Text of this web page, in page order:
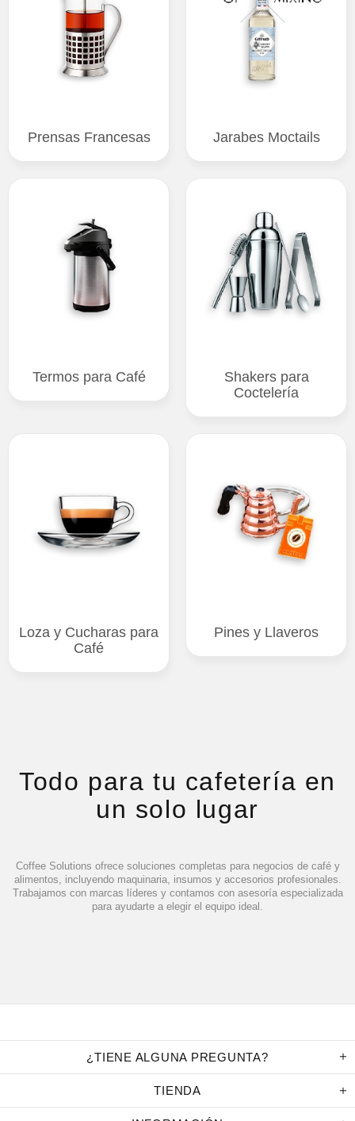
Prensas Francesas Jarabes Moctails
Termos para Café
Shakers para
Coctelería
Loza y Cucharas para
Café
Pines y Llaveros
Todo para tu cafetería en
un solo lugar
Coffee Solutions ofrece soluciones completas para negocios de café y
alimentos, incluyendo maquinaria, insumos y accesorios profesionales.
Trabajamos con marcas líderes y contamos con asesoría especializada
para ayudarte a elegir el equipo ideal.
¿TIENE ALGUNA PREGUNTA?
TIENDA